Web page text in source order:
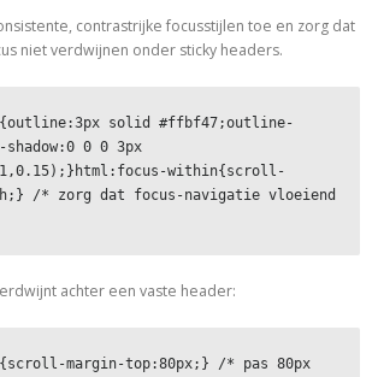
contrastrijke focusstijlen toe en zorg dat
niet verdwijnen onder sticky headers.
solid #ffbf47;outline-
0 0 3px
within{scroll-
/* zorg dat focus-navigatie vloeiend
achter een vaste header:
margin-top:80px;} /* pas 80px